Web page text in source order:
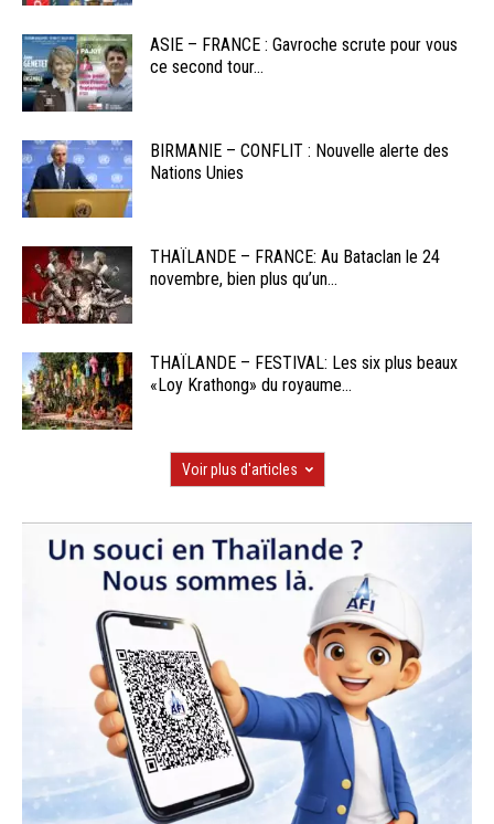
ASIE – FRANCE : Gavroche scrute pour vous
ce second tour...
BIRMANIE – CONFLIT : Nouvelle alerte des
Nations Unies
THAÏLANDE – FRANCE: Au Bataclan le 24
novembre, bien plus qu’un...
THAÏLANDE – FESTIVAL: Les six plus beaux
«Loy Krathong» du royaume...
Voir plus d'articles